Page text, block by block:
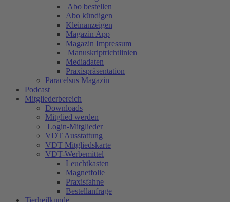
Abo bestellen
Abo kündigen
Kleinanzeigen
Magazin App
Magazin Impressum
Manuskriptrichtlinien
Mediadaten
Praxispräsentation
Paracelsus Magazin
Podcast
Mitgliederbereich
Downloads
Mitglied werden
Login-Mitglieder
VDT Ausstattung
VDT Mitgliedskarte
VDT-Werbemittel
Leuchtkasten
Magnetfolie
Praxisfahne
Bestellanfrage
Tierheilkunde